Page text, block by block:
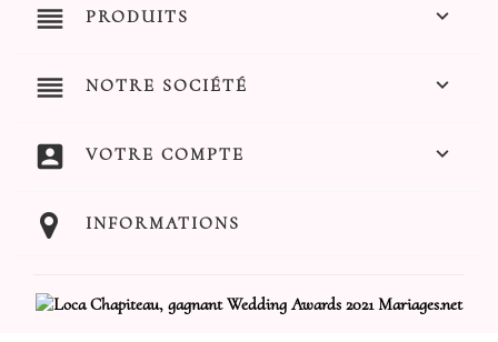
reorder PRODUITS 
reorder NOTRE SOCIÉTÉ 
account_box VOTRE COMPTE 
INFORMATIONS